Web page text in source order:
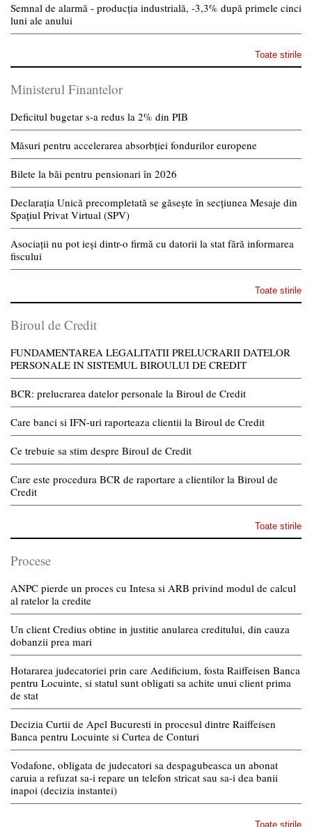
Semnal de alarmă - producția industrială, -3,3% după primele cinci
luni ale anului
Toate stirile
Ministerul Finantelor
Deficitul bugetar s-a redus la 2% din PIB
Măsuri pentru accelerarea absorbției fondurilor europene
Bilete la băi pentru pensionari în 2026
Declarația Unică precompletată se găsește în secțiunea Mesaje din
Spațiul Privat Virtual (SPV)
Asociații nu pot ieși dintr-o firmă cu datorii la stat fără informarea
fiscului
Toate stirile
Biroul de Credit
FUNDAMENTAREA LEGALITATII PRELUCRARII DATELOR
PERSONALE IN SISTEMUL BIROULUI DE CREDIT
BCR: prelucrarea datelor personale la Biroul de Credit
Care banci si IFN-uri raporteaza clientii la Biroul de Credit
Ce trebuie sa stim despre Biroul de Credit
Care este procedura BCR de raportare a clientilor la Biroul de
Credit
Toate stirile
Procese
ANPC pierde un proces cu Intesa si ARB privind modul de calcul
al ratelor la credite
Un client Credius obtine in justitie anularea creditului, din cauza
dobanzii prea mari
Hotararea judecatoriei prin care Aedificium, fosta Raiffeisen Banca
pentru Locuinte, si statul sunt obligati sa achite unui client prima
de stat
Decizia Curtii de Apel Bucuresti in procesul dintre Raiffeisen
Banca pentru Locuinte si Curtea de Conturi
Vodafone, obligata de judecatori sa despagubeasca un abonat
caruia a refuzat sa-i repare un telefon stricat sau sa-i dea banii
inapoi (decizia instantei)
Toate stirile